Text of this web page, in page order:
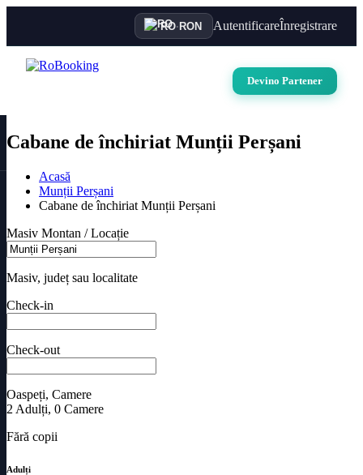
RO·RON AutentificareÎnregistrare
Devino Partener
Cabane de închiriat Munții Perșani
Acasă
Munții Perșani
Cabane de închiriat Munții Perșani
Masiv Montan / Locație
Masiv, județ sau localitate
Check-in
Check-out
Oaspeți, Camere
2 Adulți, 0 Camere
Fără copii
Adulți